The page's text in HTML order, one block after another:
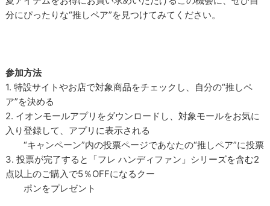
分にぴったりな“推しペア”を見つけてみてください。
参加方法
1. 特設サイトやお店で対象商品をチェックし、自分の“推しペ
ア”を決める
2. イオンモールアプリをダウンロードし、対象モールをお気に
入り登録して、アプリに表示される
“キャンペーン”内の投票ページであなたの“推しペア”に投票
3. 投票が完了すると「フレ ハンディファン」シリーズを含む2
点以上のご購入で5％OFFになるクー
ポンをプレゼント